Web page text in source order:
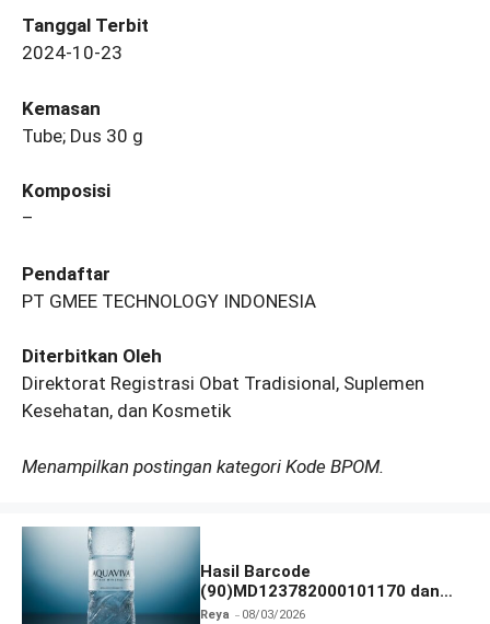
Tanggal Terbit
2024-10-23
Kemasan
Tube; Dus 30 g
Komposisi
–
Pendaftar
PT GMEE TECHNOLOGY INDONESIA
Diterbitkan Oleh
Direktorat Registrasi Obat Tradisional, Suplemen
Kesehatan, dan Kosmetik
Menampilkan postingan kategori Kode BPOM.
Hasil Barcode
(90)MD123782000101170 dan
Izin BPOM
Reya 08/03/2026